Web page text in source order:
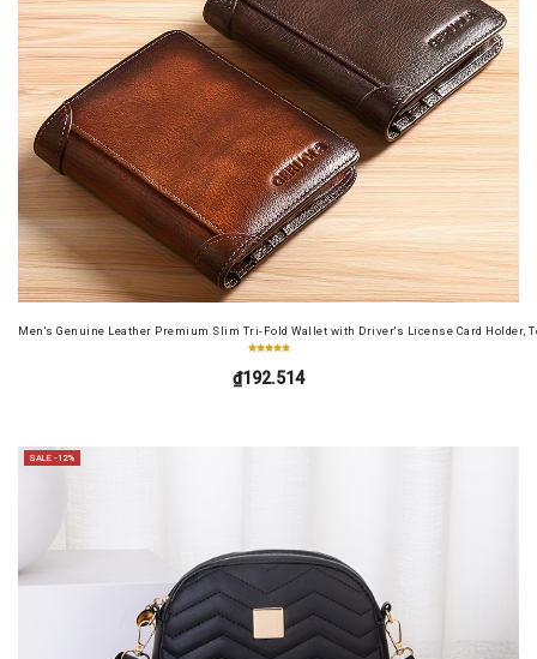
Men's Genuine Leather Premium Slim Tri-Fold Wallet with Driver's License Card Holder,
₫192.514
SALE -12%